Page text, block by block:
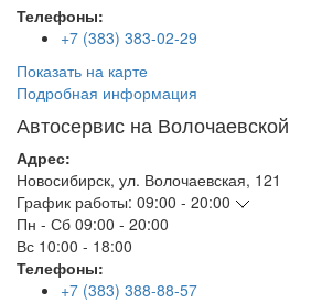
Телефоны:
+7 (383) 383-02-29
Показать на карте
Подробная информация
Автосервис на Волочаевской
Адрес:
Новосибирск, ул. Волочаевская, 121
График работы: 09:00 - 20:00
Пн - Сб 09:00 - 20:00
Вс 10:00 - 18:00
Телефоны:
+7 (383) 388-88-57